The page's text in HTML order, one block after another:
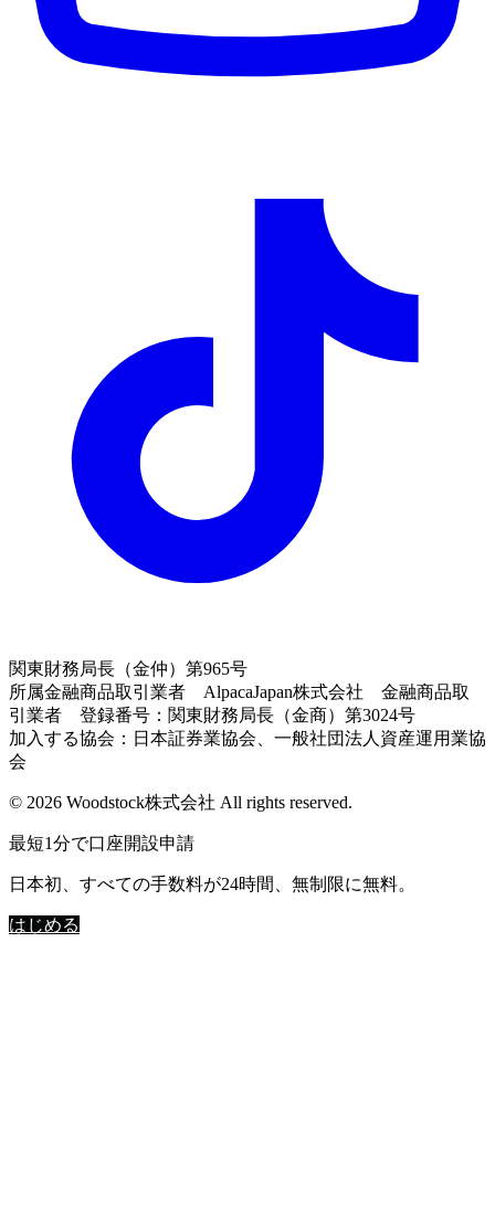
関東財務局長（金仲）第965号
所属金融商品取引業者 AlpacaJapan株式会社 金融商品取
引業者 登録番号：関東財務局長（金商）第3024号
加入する協会：日本証券業協会、一般社団法人資産運用業協
会
© 2026 Woodstock株式会社 All rights reserved.
最短1分で口座開設申請
日本初、すべての手数料が24時間、無制限に無料。
はじめる